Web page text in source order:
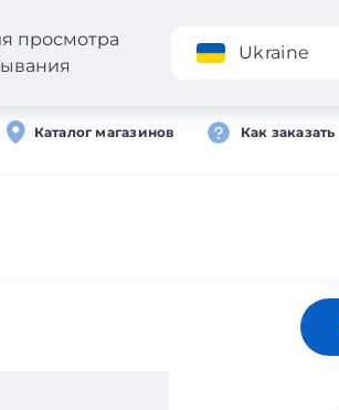
Каталог магазинов Как заказать
просмотра
Ukraine